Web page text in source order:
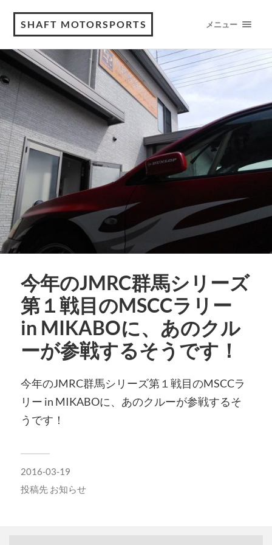
SHAFT MOTORSPORTS メニュー
今年のJMRC群馬シリーズ
第１戦目のMSCCラリー
in MIKABOに、あのクル
ーが参戦するそうです！
今年のJMRC群馬シリーズ第１戦目のMSCCラ
リー in MIKABOに、あのクルーが参戦するそ
うです！
2016-03-19
投稿先 お知らせ